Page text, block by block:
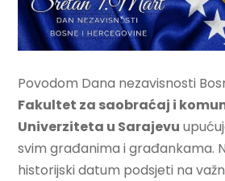
Povodom Dana nezavisnosti
Fakultet za saobraćaj i
Univerziteta u Sarajevu
svim građanima i građankama.
historijski datum podsjeti na